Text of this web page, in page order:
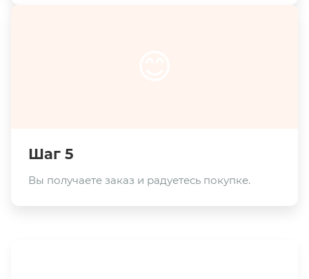
Шаг 5
Вы получаете заказ и радуетесь покупке.